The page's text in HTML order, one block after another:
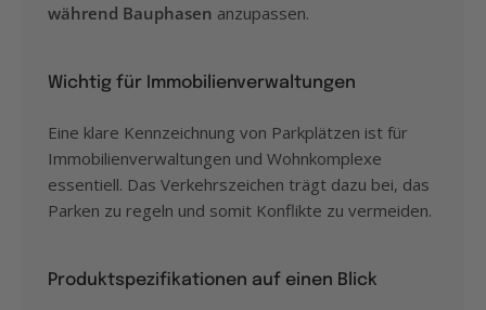
während Bauphasen anzupassen.
Wichtig für Immobilienverwaltungen
Eine klare Kennzeichnung von Parkplätzen ist für
Immobilienverwaltungen und Wohnkomplexe
essentiell. Das Verkehrszeichen trägt dazu bei, das
Parken zu regeln und somit Konflikte zu vermeiden.
Produktspezifikationen auf einen Blick